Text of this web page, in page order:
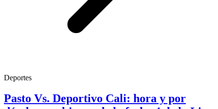
Deportes
Pasto Vs. Deportivo Cali: hora y por